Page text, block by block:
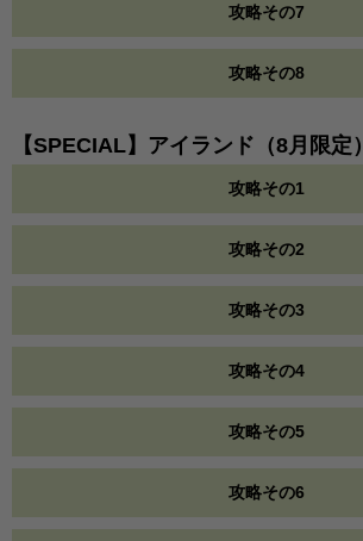
攻略その7
攻略その8
【SPECIAL】アイランド（8月限定）
攻略その1
攻略その2
攻略その3
攻略その4
攻略その5
攻略その6